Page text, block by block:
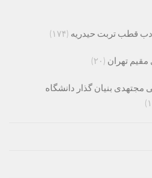
قطب تربت حیدریه (۱۷۴)
مقیم تهران (۲۰)
مجتهدی بنیان گذار دانشگاه